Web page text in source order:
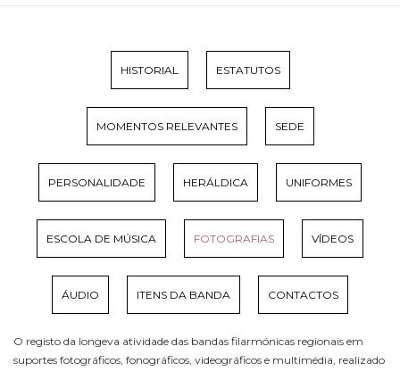
HISTORIAL ESTATUTOS
MOMENTOS RELEVANTES SEDE
PERSONALIDADE HERÁLDICA UNIFORMES
ESCOLA DE MÚSICA FOTOGRAFIAS VÍDEOS
ÁUDIO ITENS DA BANDA CONTACTOS
O registo da longeva atividade das bandas filarmónicas regionais em
suportes fotográficos, fonográficos, videográficos e multimédia, realizado